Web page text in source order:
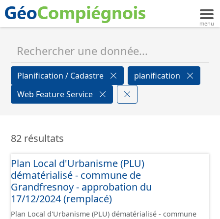
Planification / Cadastre
planification
Web Feature Service
82 résultats
Plan Local d'Urbanisme (PLU)
dématérialisé - commune de
Grandfresnoy - approbation du
17/12/2024 (remplacé)
Plan Local d'Urbanisme (PLU) dématérialisé - commune